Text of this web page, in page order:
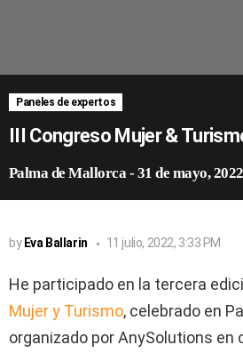
Paneles de expertos
III Congreso Mujer &
Palma de Mallorca- 31 de mayo, 2022
by Eva Ballarin 11 julio, 2022, 3:33 PM
He participado en la tercera
Mujer y Turismo, celebrado en
organizado por AnySolutions en